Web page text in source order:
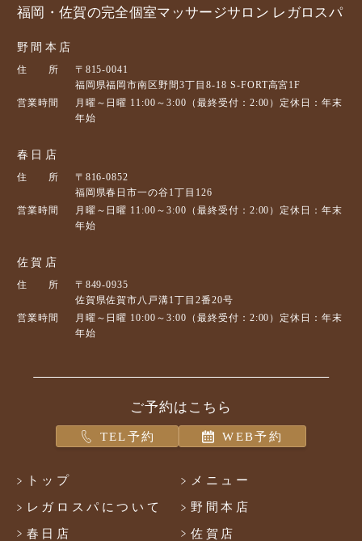
福岡・佐賀の完全個室マッサージサロン レガロスパ
野間本店
住 所
〒815-0041
福岡県福岡市南区野間3丁目8-18 S-FORT高宮1F
営業時間
月曜～日曜 11:00～3:00（最終受付：2:00）定休日：年末
年始
春日店
住 所
〒816-0852
福岡県春日市一の谷1丁目126
営業時間
月曜～日曜 11:00～3:00（最終受付：2:00）定休日：年末
年始
佐賀店
住 所
〒849-0935
佐賀県佐賀市八戸溝1丁目2番20号
営業時間
月曜～日曜 10:00～3:00（最終受付：2:00）定休日：年末
年始
ご予約はこちら
TEL予約 WEB予約
トップ メニュー
レガロスパについて 野間本店
春日店 佐賀店